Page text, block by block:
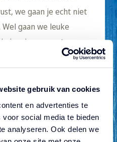
gebruik van cookies
en advertenties te
social media te bieden
analyseren. Ook delen we
we gaan je echt niet
gaan we leuke
inspireren met onze